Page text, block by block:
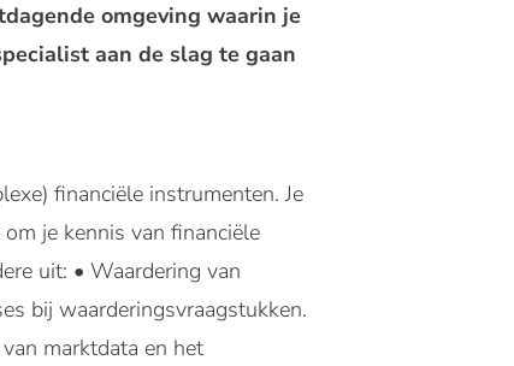
omgeving waarin je
aan de slag te gaan
financiële instrumenten. Je
je kennis van financiële
uit: • Waardering van
bij waarderingsvraagstukken.
marktdata en het